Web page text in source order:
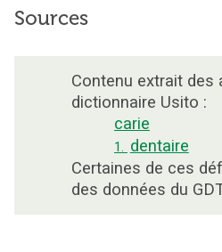
Sources
Contenu extrait des
dictionnaire Usito :
carie
1. dentaire
Certaines de ces
des données du